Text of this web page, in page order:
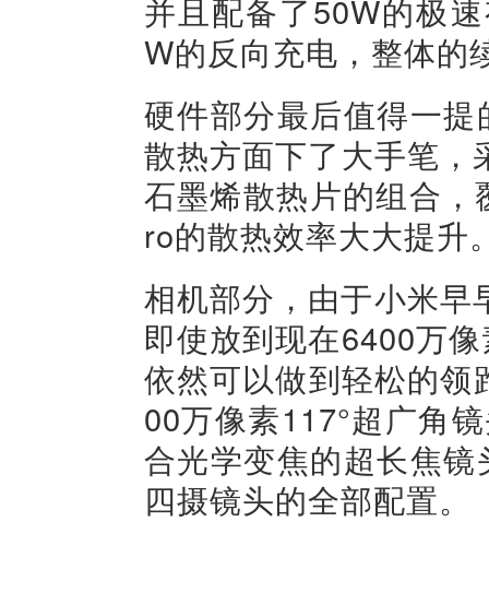
并且配备了50W的极
W的反向充电，整体的
硬件部分最后值得一
散热方面下了大手笔
石墨烯散热片的组合
ro的散热效率大大提升
相机部分，由于小米
即使放到现在6400万
依然可以做到轻松的
00万像素117°超广角
合光学变焦的超长焦
四摄镜头的全部配置。